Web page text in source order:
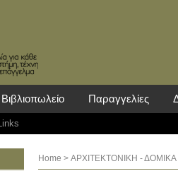
Βιβλιοπωλείο Παραγγελίες
Home > ΑΡΧΙΤΕΚΤΟΝΙΚΗ -